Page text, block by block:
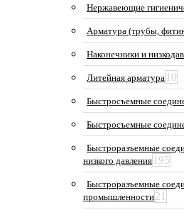
Нержавеющие
Арматура (трубы,
Наконечники и
Литейная арматура 10
Быстросъемные
Быстросъемные
Быстроразъемные
низкого давления 195
Быстроразъемные
промышленности21